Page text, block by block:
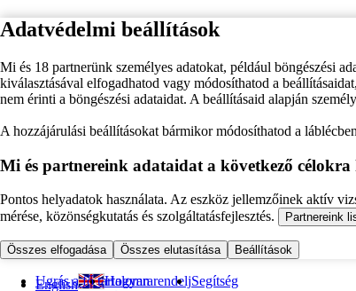
Adatvédelmi beállítások
Mi és 18 partnerünk személyes adatokat, például böngészési
kiválasztásával elfogadhatod vagy módosíthatod a
nem érinti a böngészési adataidat. A beállításaid alapján
A hozzájárulási beállításokat bármikor módosíthatod a
Mi és partnereink adataidat a következő
Pontos helyadatok használata. Az eszköz jellemzőinek aktív
mérése, közönségkutatás és szolgáltatásfejlesztés.
Partnereink
Összes elfogadása Összes elutasítása Beállítások
Ugrás a fő tartalomra
English Hogyan rendeljSegítség